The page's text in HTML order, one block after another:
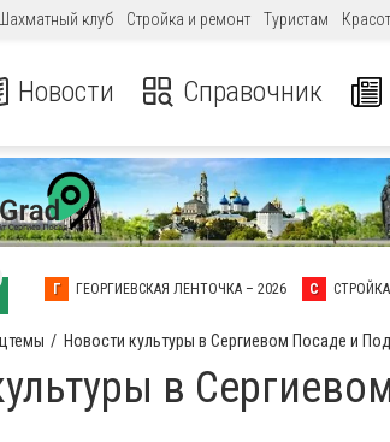
Шахматный клуб Стройка и ремонт Туристам
Новости Справочник
Г ГЕОРГИЕВСКАЯ ЛЕНТОЧКА – 2026 С
Новости культуры в Сергиевом Посаде и
в